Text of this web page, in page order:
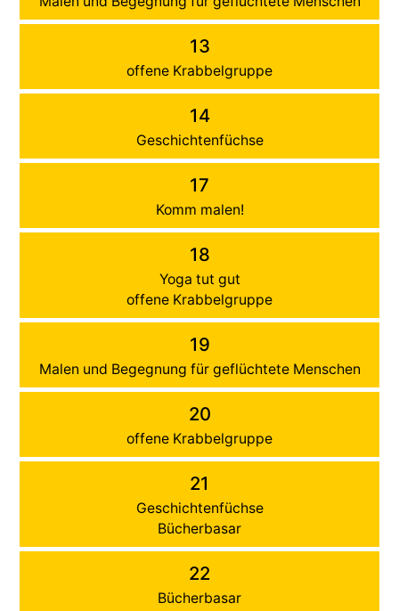
13
offene Krabbelgruppe
14
Geschichtenfüchse
17
Komm malen!
18
Yoga tut gut
offene Krabbelgruppe
19
Malen und Begegnung für geflüchtete Menschen
20
offene Krabbelgruppe
21
Geschichtenfüchse
Bücherbasar
22
Bücherbasar